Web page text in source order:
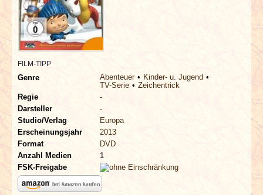
INTERVIEWS
SPECIALS
REDAKTION
LINKS
ARCHIV
FILM-TIPP
Genre Abenteuer
Kinder- u. Jugend
TV-Serie
Zeichentrick
Regie
-
Darsteller
-
Studio/Verlag
Europa
Erscheinungsjahr
2013
Format
DVD
Anzahl Medien
1
FSK-Freigabe